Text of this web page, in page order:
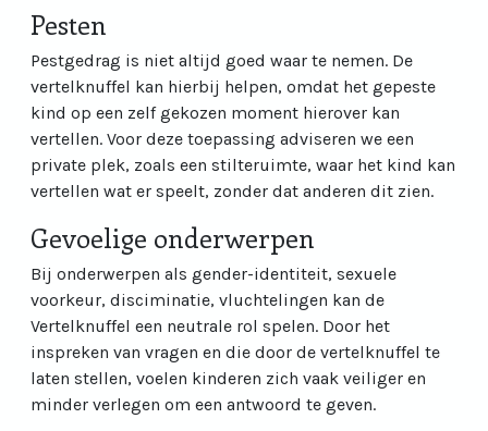
Pesten
Pestgedrag is niet altijd goed waar te nemen. De
vertelknuffel kan hierbij helpen, omdat het gepeste
kind op een zelf gekozen moment hierover kan
vertellen. Voor deze toepassing adviseren we een
private plek, zoals een stilteruimte, waar het kind kan
vertellen wat er speelt, zonder dat anderen dit zien.
Gevoelige onderwerpen
Bij onderwerpen als gender-identiteit, sexuele
voorkeur, disciminatie, vluchtelingen kan de
Vertelknuffel een neutrale rol spelen. Door het
inspreken van vragen en die door de vertelknuffel te
laten stellen, voelen kinderen zich vaak veiliger en
minder verlegen om een antwoord te geven.